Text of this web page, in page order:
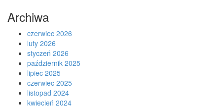
Archiwa
czerwiec 2026
luty 2026
styczeń 2026
październik 2025
lipiec 2025
czerwiec 2025
listopad 2024
kwiecień 2024